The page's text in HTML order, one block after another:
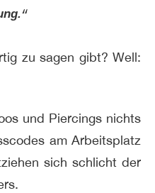
“
zu sagen gibt? Well:
und Piercings nichts
am Arbeitsplatz
sich schlicht der